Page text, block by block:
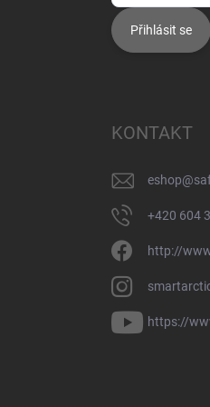
Přihlásit se
KONTAKT
eshop@
+420 604
http://
https://